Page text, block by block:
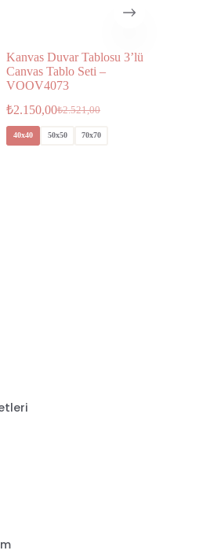
Kanvas Duvar Tablosu 3’lü
Canvas Tablo Seti –
VOOV4073
₺2.521,00
₺2.150,00
40x40 50x50 70x70